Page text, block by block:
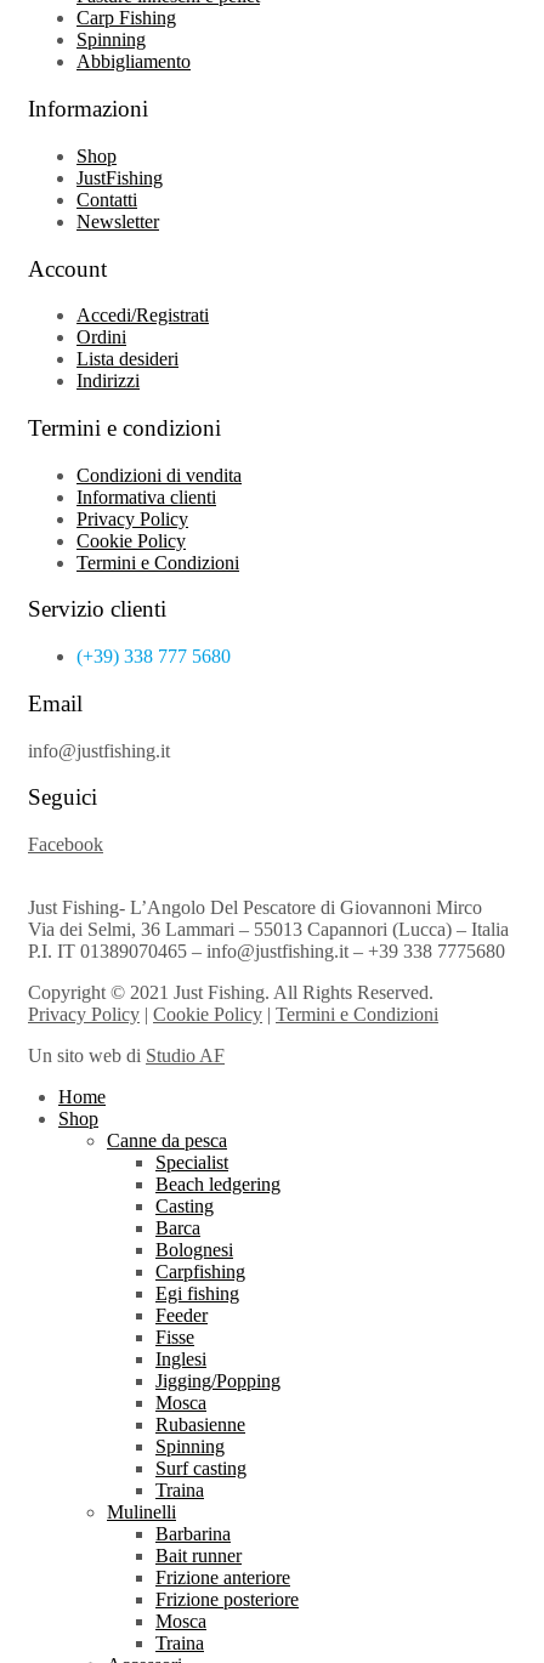
Carp Fishing
Spinning
Abbigliamento
Informazioni
Shop
JustFishing
Contatti
Newsletter
Account
Accedi/Registrati
Ordini
Lista desideri
Indirizzi
Termini e condizioni
Condizioni di vendita
Informativa clienti
Privacy Policy
Cookie Policy
Termini e Condizioni
Servizio clienti
(+39) 338 777 5680
Email
info@justfishing.it
Seguici
Facebook
Just Fishing- L’Angolo Del Pescatore di Giovannoni Mirco
Via dei Selmi, 36 Lammari – 55013 Capannori (Lucca) – Italia
P.I. IT 01389070465 – info@justfishing.it – +39 338 7775680
Copyright © 2021 Just Fishing. All Rights Reserved.
Privacy Policy | Cookie Policy | Termini e Condizioni
Un sito web di Studio AF
Home
Shop
Canne da pesca
Specialist
Beach ledgering
Casting
Barca
Bolognesi
Carpfishing
Egi fishing
Feeder
Fisse
Inglesi
Jigging/Popping
Mosca
Rubasienne
Spinning
Surf casting
Traina
Mulinelli
Barbarina
Bait runner
Frizione anteriore
Frizione posteriore
Mosca
Traina